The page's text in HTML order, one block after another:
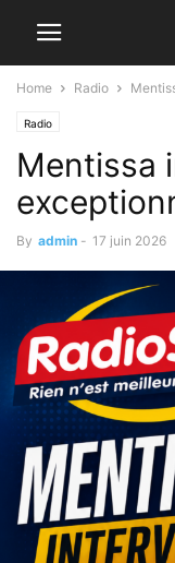
Home Radio
Radio
Mentissa
By admin - 17 juin 2026